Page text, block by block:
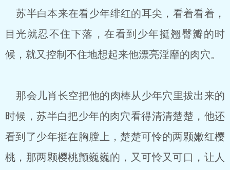
苏半白本来在看少年绯红的耳尖，看着看着，
目光就忍不住下落，在看到少年挺翘臀瓣的时
候，就又控制不住地想起来他漂亮淫靡的肉穴。
那会儿肖长空把他的肉棒从少年穴里拔出来的
时候，苏半白把少年的肉穴看得清清楚楚，他还
看到了少年挺在胸膛上，楚楚可怜的两颗嫩红樱
桃，那两颗樱桃颤巍巍的，又可怜又可口，让人